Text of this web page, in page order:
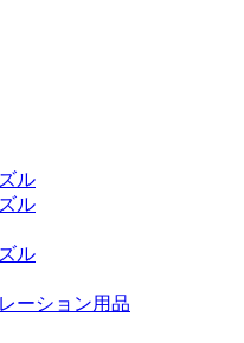
ル
ル
ル
ーション用品